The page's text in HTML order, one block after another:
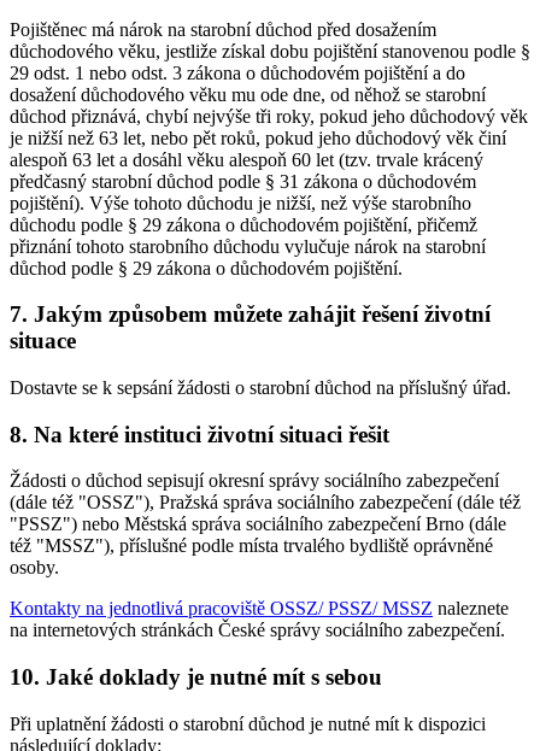
Pojištěnec má nárok na starobní důchod před dosažením
důchodového věku, jestliže získal dobu pojištění stanovenou podle §
29 odst. 1 nebo odst. 3 zákona o důchodovém pojištění a do
dosažení důchodového věku mu ode dne, od něhož se starobní
důchod přiznává, chybí nejvýše tři roky, pokud jeho důchodový věk
je nižší než 63 let, nebo pět roků, pokud jeho důchodový věk činí
alespoň 63 let a dosáhl věku alespoň 60 let (tzv. trvale krácený
předčasný starobní důchod podle § 31 zákona o důchodovém
pojištění). Výše tohoto důchodu je nižší, než výše starobního
důchodu podle § 29 zákona o důchodovém pojištění, přičemž
přiznání tohoto starobního důchodu vylučuje nárok na starobní
důchod podle § 29 zákona o důchodovém pojištění.
7. Jakým způsobem můžete zahájit řešení životní
situace
Dostavte se k sepsání žádosti o starobní důchod na příslušný úřad.
8. Na které instituci životní situaci řešit
Žádosti o důchod sepisují okresní správy sociálního zabezpečení
(dále též "OSSZ"), Pražská správa sociálního zabezpečení (dále též
"PSSZ") nebo Městská správa sociálního zabezpečení Brno (dále
též "MSSZ"), příslušné podle místa trvalého bydliště oprávněné
osoby.
Kontakty na jednotlivá pracoviště OSSZ/ PSSZ/ MSSZ naleznete
na internetových stránkách České správy sociálního zabezpečení.
10. Jaké doklady je nutné mít s sebou
Při uplatnění žádosti o starobní důchod je nutné mít k dispozici
následující doklady: